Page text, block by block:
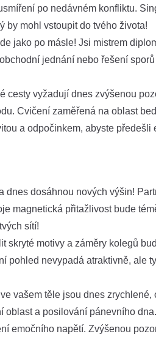
po nedávném konfliktu.
by mohl vstoupit do tvého života!
jako po másle! Jsi mistrem
jednání nebo řešení
cesty vyžadují dnes zvýšenou
Cvičení zaměřená na oblast
a odpočinkem, abyste předešli
dnes dosáhnou nových výšin!
magnetická přitažlivost bude
sítí!
skryté motivy a záměry kolegů
pohled nevypadá atraktivně, ale
vašem těle jsou dnes
oblast a posilování pánevního
emočního napětí. Zvýšenou